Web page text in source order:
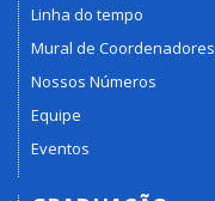
Linha do tempo
Mural de Coordenadores
Nossos Números
Equipe
Eventos